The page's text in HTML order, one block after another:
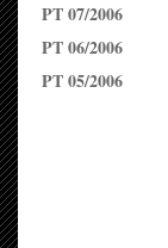
PT 07/2006
PT 06/2006
PT 05/2006